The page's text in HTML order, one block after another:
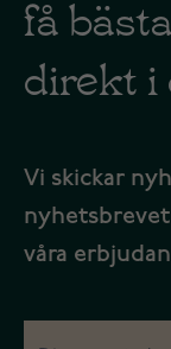
få
direkt i
Vi skickar
våra